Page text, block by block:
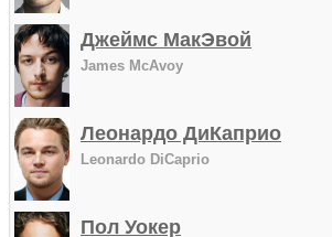
Джеймс МакЭвой
James McAvoy
Леонардо ДиКаприо
Leonardo DiCaprio
Пол Уокер